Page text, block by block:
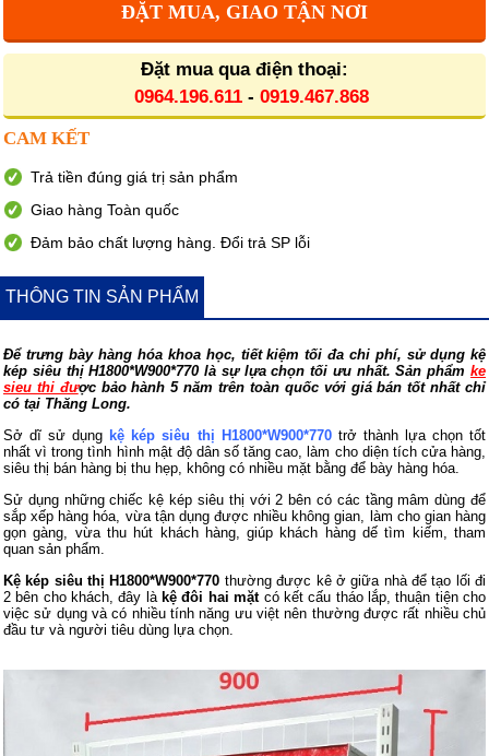
ĐẶT MUA, GIAO TẬN NƠI
Đặt mua qua điện thoại:
0964.196.611 - 0919.467.868
CAM KẾT
Trả tiền đúng giá trị sản phẩm
Giao hàng Toàn quốc
Đảm bảo chất lượng hàng. Đổi trả SP lỗi
THÔNG TIN SẢN PHẨM
Để trưng bày hàng hóa khoa học, tiết kiệm tối đa chi phí, sử dụng kệ
kép siêu thị H1800*W900*770 là sự lựa chọn tối ưu nhất. Sản phẩm ke
sieu thi được bảo hành 5 năm trên toàn quốc với giá bán tốt nhất chỉ
có tại Thăng Long.
Sở dĩ sử dụng kệ kép siêu thị H1800*W900*770trở thành lựa chọn tốt
nhất vì trong tình hình mật độ dân số tăng cao, làm cho diện tích cửa hàng,
siêu thị bán hàng bị thu hẹp, không có nhiều mặt bằng để bày hàng hóa.
Sử dụng những chiếc kệ kép siêu thị với 2 bên có các tầng mâm dùng để
sắp xếp hàng hóa, vừa tận dụng được nhiều không gian, làm cho gian hàng
gọn gàng, vừa thu hút khách hàng, giúp khách hàng dế tìm kiếm, tham
quan sản phẩm.
Kệ kép siêu thị H1800*W900*770 thường được kê ở giữa nhà để tạo lối đi
2 bên cho khách, đây là kệ đôi hai mặtcó kết cấu tháo lắp, thuận tiện cho
việc sử dụng và có nhiều tính năng ưu việt nên thường được rất nhiều chủ
đầu tư và người tiêu dùng lựa chọn.